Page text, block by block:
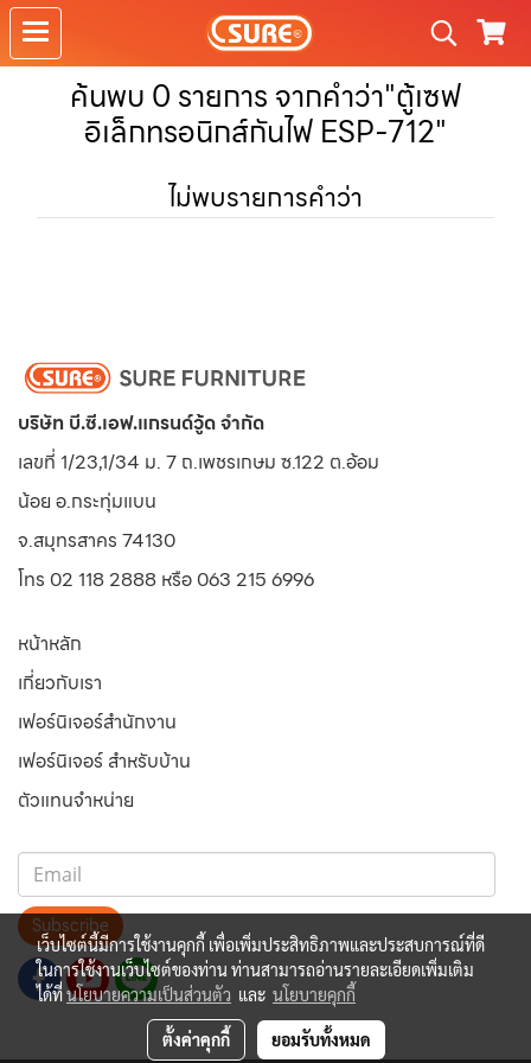
ค้นพบ 0 รายการ จากคำว่า"ตู้เซฟ
อิเล็กทรอนิกส์กันไฟ ESP-712"
ไม่พบรายการคำว่า
บริษัท บี.ซี.เอฟ.แกรนด์วู้ด จำกัด
เลขที่ 1/23,1/34 ม. 7 ถ.เพชรเกษม ซ.122 ต.อ้อม
น้อย อ.กระทุ่มแบน
จ.สมุทรสาคร 74130
โทร 02 118 2888 หรือ 063 215 6996
หน้าหลัก
เกี่ยวกับเรา
เฟอร์นิเจอร์สำนักงาน
เฟอร์นิเจอร์ สำหรับบ้าน
ตัวแทนจำหน่าย
Subscribe
เว็บไซต์นี้มีการใช้งานคุกกี้ เพื่อเพิ่มประสิทธิภาพและประสบการณ์ที่ดี
ในการใช้งานเว็บไซต์ของท่าน ท่านสามารถอ่านรายละเอียดเพิ่มเติม
ได้ที่นโยบายความเป็นส่วนตัว และ นโยบายคุกกี้
ตั้งค่าคุกกี้ ยอมรับทั้งหมด